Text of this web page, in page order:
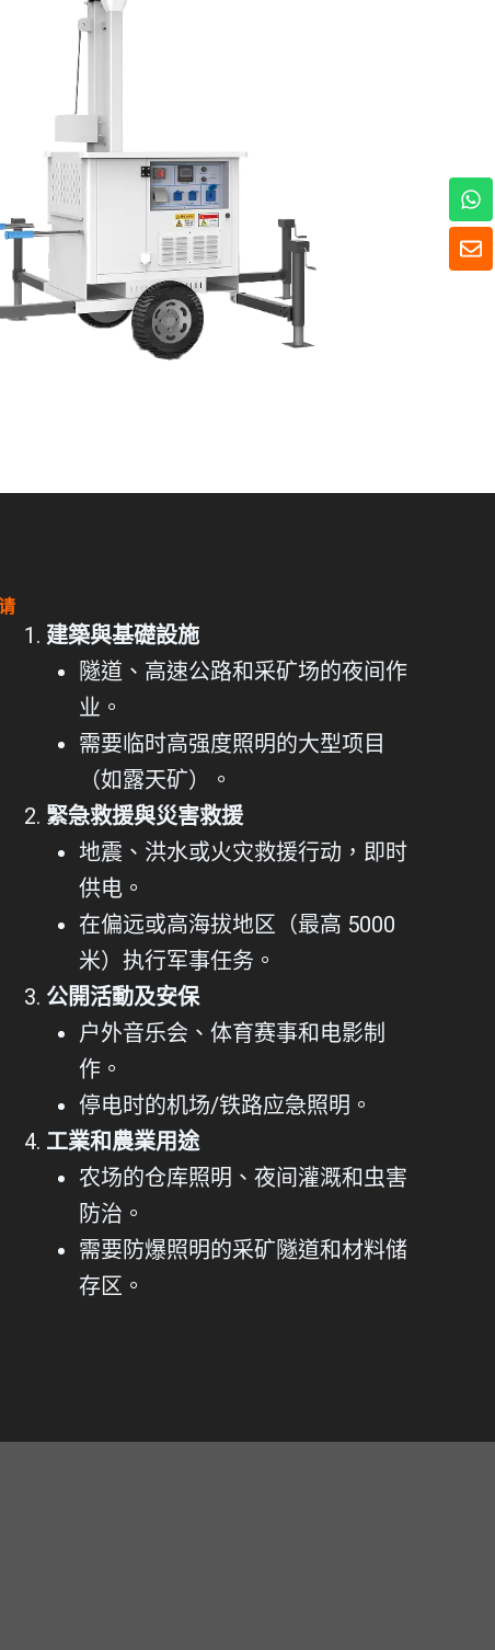
建築與基礎設施
隧道、高速公路和采矿场的夜间作
业。
需要临时高强度照明的大型项目
（如露天矿）。
緊急救援與災害救援
地震、洪水或火灾救援行动，即时
供电。
在偏远或高海拔地区（最高 5000
米）执行军事任务。
公開活動及安保
户外音乐会、体育赛事和电影制
作。
停电时的机场/铁路应急照明。
工業和農業用途
农场的仓库照明、夜间灌溉和虫害
防治。
需要防爆照明的采矿隧道和材料储
存区。
信
封
W
h
a
t
s